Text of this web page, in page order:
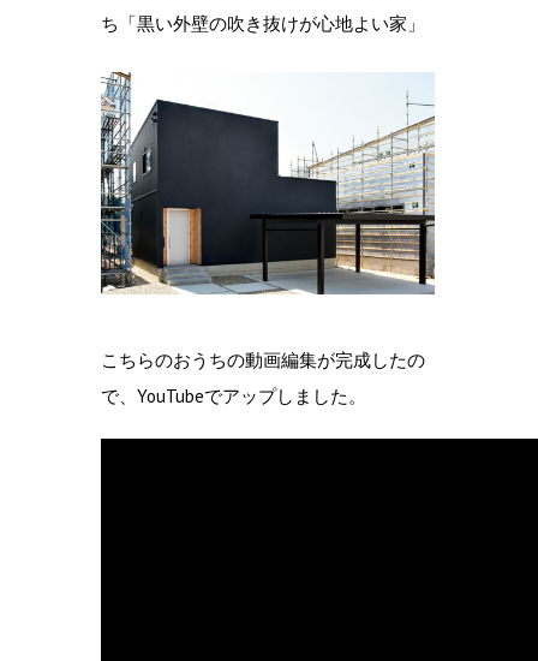
ち「黒い外壁の吹き抜けが心地よい家」
こちらのおうちの動画編集が完成したの
で、YouTubeでアップしました。